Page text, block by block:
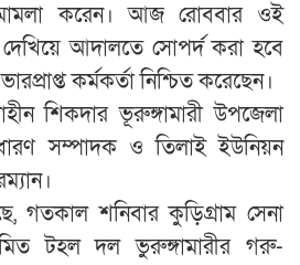
করেন। আজ রোববার ওই
দেখিয়ে আদালতে সোপর্দ করা হবে
কর্মকর্তা নিশ্চিত করেছেন।
শিকদার ভূরুঙ্গামারী উপজেলা
সম্পাদক ও তিলাই ইউনিয়ন
গতকাল শনিবার কুড়িগ্রাম সেনা
টহল দল ভুরুঙ্গামারীর গরু-